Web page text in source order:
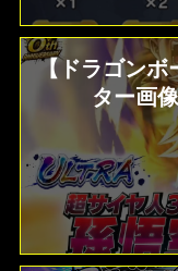
【ドラゴンボールレジェンズ】全キャラク
ター画